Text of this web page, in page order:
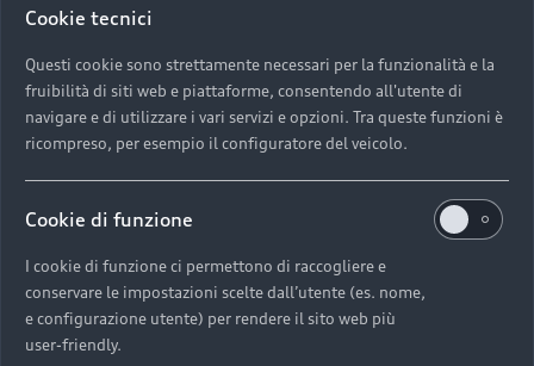
Cookie tecnici
Questi cookie sono strettamente necessari per la funzionalità e la
fruibilità di siti web e piattaforme, consentendo all'utente di
navigare e di utilizzare i vari servizi e opzioni. Tra queste funzioni è
ricompreso, per esempio il configuratore del veicolo.
Cookie di funzione
I cookie di funzione ci permettono di raccogliere e
conservare le impostazioni scelte dall’utente (es. nome,
e configurazione utente) per rendere il sito web più
user-friendly.
esclusivi che permettono di monitorare la tua auto e
di adattarla alle tue esigenze, assicurandoti praticità
e serenità in ogni viaggio.
Inoltre, grazie a un canale diretto con il tuo Service
programmando comodamente online gli interventi
Scopri tutti i servizi myAudi